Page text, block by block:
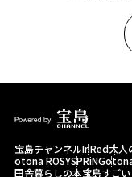
宝島チャンネルInRed大人
otona ROSYSPRiNG
田舎暮らしの本宝島すご